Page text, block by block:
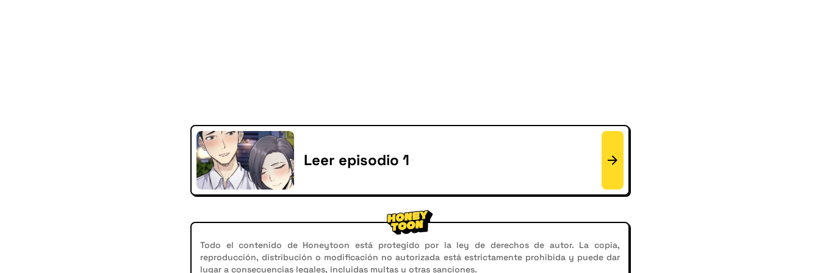
Leer episodio 1
Todo el contenido de Honeytoon está protegido por la ley de derechos de autor. La copia,
reproducción, distribución o modificación no autorizada está estrictamente prohibida y puede dar
lugar a consecuencias legales, incluidas multas u otras sanciones.